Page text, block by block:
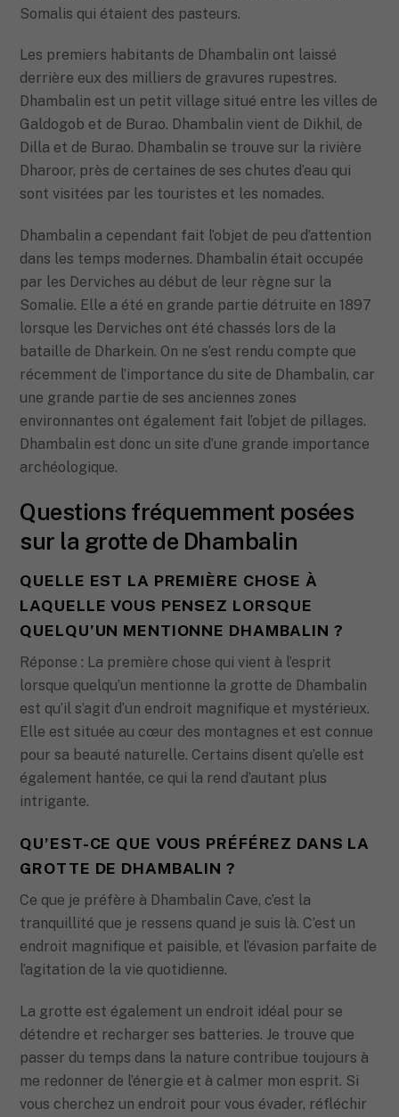
Somalis qui étaient des pasteurs.
Les premiers habitants de Dhambalin ont laissé
derrière eux des milliers de gravures rupestres.
Dhambalin est un petit village situé entre les villes de
Galdogob et de Burao. Dhambalin vient de Dikhil, de
Dilla et de Burao. Dhambalin se trouve sur la rivière
Dharoor, près de certaines de ses chutes d’eau qui
sont visitées par les touristes et les nomades.
Dhambalin a cependant fait l’objet de peu d’attention
dans les temps modernes. Dhambalin était occupée
par les Derviches au début de leur règne sur la
Somalie. Elle a été en grande partie détruite en 1897
lorsque les Derviches ont été chassés lors de la
bataille de Dharkein. On ne s’est rendu compte que
récemment de l’importance du site de Dhambalin, car
une grande partie de ses anciennes zones
environnantes ont également fait l’objet de pillages.
Dhambalin est donc un site d’une grande importance
archéologique.
Questions fréquemment posées
sur la grotte de Dhambalin
QUELLE EST LA PREMIÈRE CHOSE À
LAQUELLE VOUS PENSEZ LORSQUE
QUELQU’UN MENTIONNE DHAMBALIN ?
Réponse : La première chose qui vient à l’esprit
lorsque quelqu’un mentionne la grotte de Dhambalin
est qu’il s’agit d’un endroit magnifique et mystérieux.
Elle est située au cœur des montagnes et est connue
pour sa beauté naturelle. Certains disent qu’elle est
également hantée, ce qui la rend d’autant plus
intrigante.
QU’EST-CE QUE VOUS PRÉFÉREZ DANS LA
GROTTE DE DHAMBALIN ?
Ce que je préfère à Dhambalin Cave, c’est la
tranquillité que je ressens quand je suis là. C’est un
endroit magnifique et paisible, et l’évasion parfaite de
l’agitation de la vie quotidienne.
La grotte est également un endroit idéal pour se
détendre et recharger ses batteries. Je trouve que
passer du temps dans la nature contribue toujours à
me redonner de l’énergie et à calmer mon esprit. Si
vous cherchez un endroit pour vous évader, réfléchir